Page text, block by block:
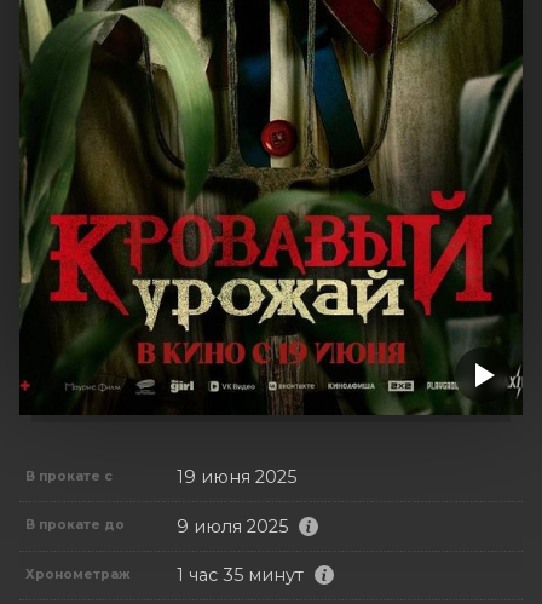
В прокате с 19 июня 2025
В прокате до 9 июля 2025
Хронометраж 1 час 35 минут